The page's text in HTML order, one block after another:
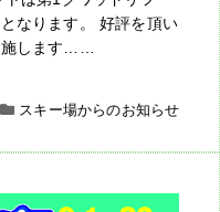
なります。 好評を頂い
施します……
スキー場からのお知らせ